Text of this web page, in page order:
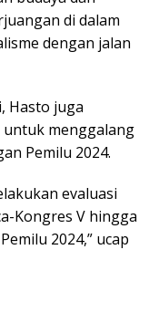
di dalam
dengan jalan
Hasto juga
menggalang
Pemilu 2024.
evaluasi
Kongres V hingga
2024,” ucap